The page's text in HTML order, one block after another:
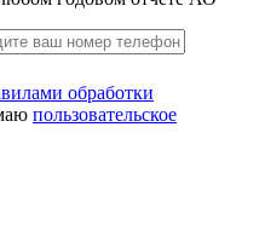
обработки
пользовательское